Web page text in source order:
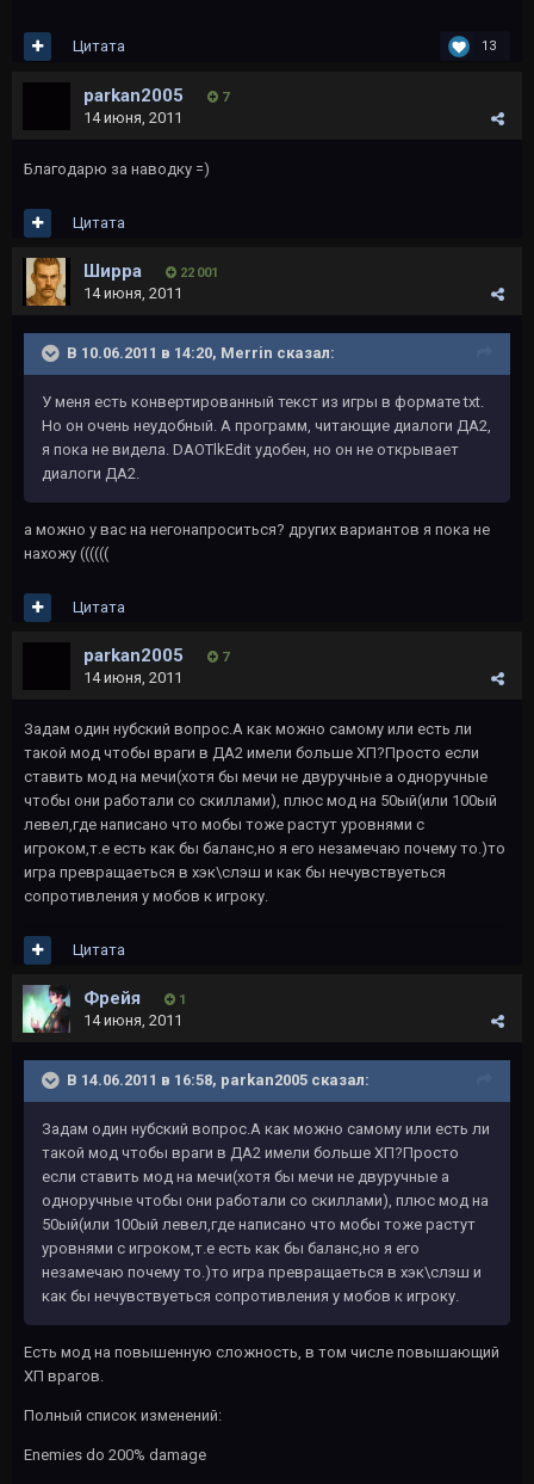
13
Цитата
parkan2005 7
14 июня, 2011
Благодарю за наводку =)
Цитата
Ширра 22 001
14 июня, 2011
В 10.06.2011 в 14:20, Merrin сказал:
У меня есть конвертированный текст из игры в формате txt.
Но он очень неудобный. А программ, читающие диалоги ДА2,
я пока не видела. DAOTlkEdit удобен, но он не открывает
диалоги ДА2.
а можно у вас на негонапроситься? других вариантов я пока не
нахожу ((((((
Цитата
parkan2005 7
14 июня, 2011
Задам один нубский вопрос.А как можно самому или есть ли
такой мод чтобы враги в ДА2 имели больше ХП?Просто если
ставить мод на мечи(хотя бы мечи не двуручные а одноручные
чтобы они работали со скиллами), плюс мод на 50ый(или 100ый
левел,где написано что мобы тоже растут уровнями с
игроком,т.е есть как бы баланс,но я его незамечаю почему то.)то
игра превращаеться в хэк\слэш и как бы нечувствуеться
сопротивления у мобов к игроку.
Цитата
Фрейя 1
14 июня, 2011
В 14.06.2011 в 16:58, parkan2005 сказал:
Задам один нубский вопрос.А как можно самому или есть ли
такой мод чтобы враги в ДА2 имели больше ХП?Просто
если ставить мод на мечи(хотя бы мечи не двуручные а
одноручные чтобы они работали со скиллами), плюс мод на
50ый(или 100ый левел,где написано что мобы тоже растут
уровнями с игроком,т.е есть как бы баланс,но я его
незамечаю почему то.)то игра превращаеться в хэк\слэш и
как бы нечувствуеться сопротивления у мобов к игроку.
Есть мод на повышенную сложность, в том числе повышающий
ХП врагов.
Полный список изменений:
Enemies do 200% damage